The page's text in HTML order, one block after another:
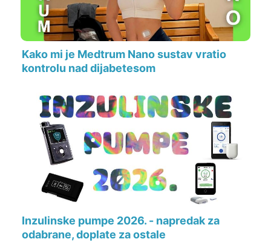
Kako mi je Medtrum Nano sustav vratio
kontrolu nad dijabetesom
Inzulinske pumpe 2026. - napredak za
odabrane, doplate za ostale